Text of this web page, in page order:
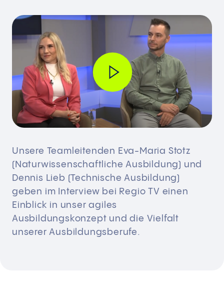
Unsere Teamleitenden Eva-Maria Stotz
(Naturwissenschaftliche Ausbildung) und
Dennis Lieb (Technische Ausbildung)
geben im Interview bei Regio TV einen
Einblick in unser agiles
Ausbildungskonzept und die Vielfalt
unserer Ausbildungsberufe.